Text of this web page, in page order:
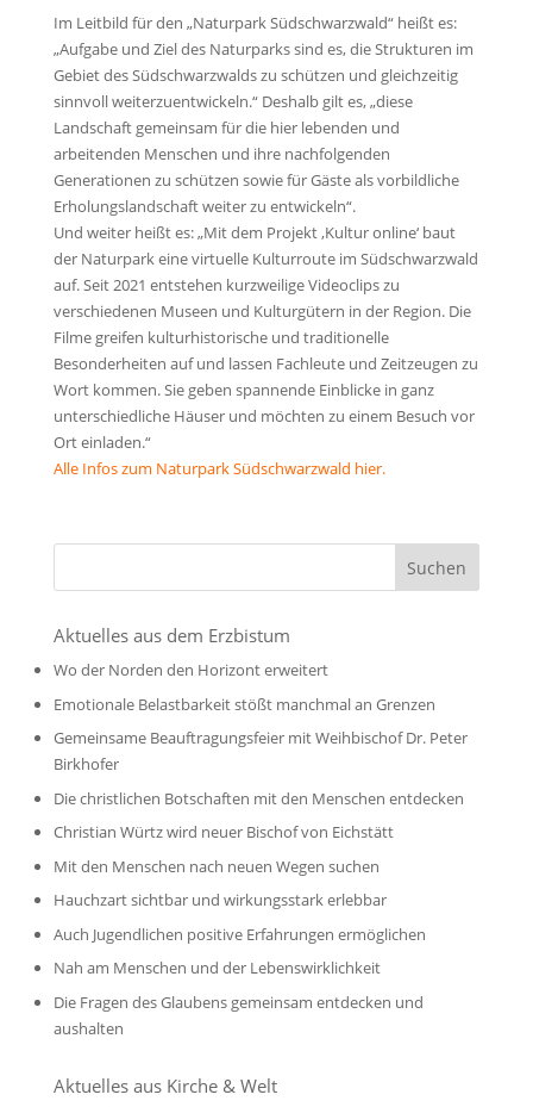
Im Leitbild für den „Naturpark Südschwarzwald“ heißt es:
„Aufgabe und Ziel des Naturparks sind es, die Strukturen im
Gebiet des Südschwarzwalds zu schützen und gleichzeitig
sinnvoll weiterzuentwickeln.“ Deshalb gilt es, „diese
Landschaft gemeinsam für die hier lebenden und
arbeitenden Menschen und ihre nachfolgenden
Generationen zu schützen sowie für Gäste als vorbildliche
Erholungslandschaft weiter zu entwickeln“.
Und weiter heißt es: „Mit dem Projekt ‚Kultur online‘ baut
der Naturpark eine virtuelle Kulturroute im Südschwarzwald
auf. Seit 2021 entstehen kurzweilige Videoclips zu
verschiedenen Museen und Kulturgütern in der Region. Die
Filme greifen kulturhistorische und traditionelle
Besonderheiten auf und lassen Fachleute und Zeitzeugen zu
Wort kommen. Sie geben spannende Einblicke in ganz
unterschiedliche Häuser und möchten zu einem Besuch vor
Ort einladen.“
Alle Infos zum Naturpark Südschwarzwald hier.
Aktuelles aus dem Erzbistum
Wo der Norden den Horizont erweitert
Emotionale Belastbarkeit stößt manchmal an Grenzen
Gemeinsame Beauftragungsfeier mit Weihbischof Dr. Peter
Birkhofer
Die christlichen Botschaften mit den Menschen entdecken
Christian Würtz wird neuer Bischof von Eichstätt
Mit den Menschen nach neuen Wegen suchen
Hauchzart sichtbar und wirkungsstark erlebbar
Auch Jugendlichen positive Erfahrungen ermöglichen
Nah am Menschen und der Lebenswirklichkeit
Die Fragen des Glaubens gemeinsam entdecken und
aushalten
Aktuelles aus Kirche & Welt